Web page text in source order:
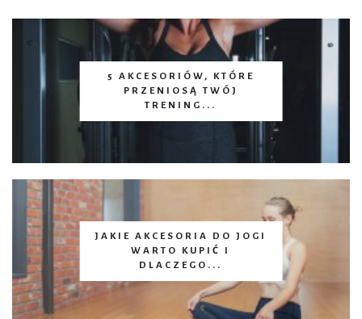
5 AKCESORIÓW, KTÓRE
PRZENIOSĄ TWÓJ
TRENING...
JAKIE AKCESORIA DO JOGI
WARTO KUPIĆ I
DLACZEGO...